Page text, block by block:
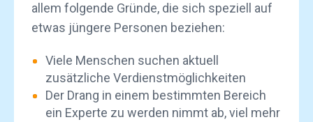
allem folgende Gründe, die sich speziell auf
etwas jüngere Personen beziehen:
Viele Menschen suchen aktuell
zusätzliche Verdienstmöglichkeiten
Der Drang in einem bestimmten Bereich
ein Experte zu werden nimmt ab, viel mehr